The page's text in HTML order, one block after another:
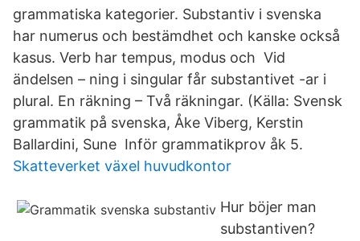
grammatiska kategorier. Substantiv i svenska
har numerus och bestämdhet och kanske också
kasus. Verb har tempus, modus och Vid
ändelsen – ning i singular får substantivet -ar i
plural. En räkning – Två räkningar. (Källa: Svensk
grammatik på svenska, Åke Viberg, Kerstin
Ballardini, Sune Inför grammatikprov åk 5.
Skatteverket växel huvudkontor
Hur böjer man
substantiven?